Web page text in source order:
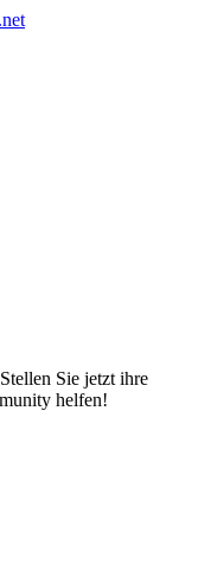
Sie jetzt ihre
helfen!